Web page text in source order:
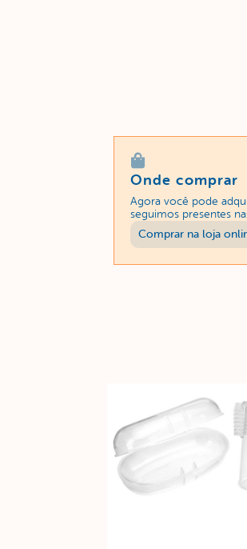
Onde comprar
Agora você pode
seguimos presentes
Comprar na loja